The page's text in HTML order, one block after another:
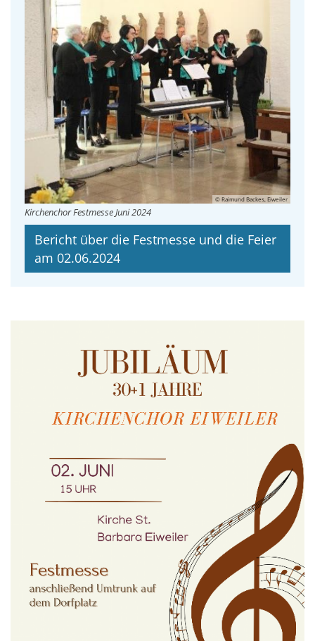
© Raimund Backes, Eiweiler
Kirchenchor Festmesse Juni 2024
Bericht über die Festmesse und die Feier
am 02.06.2024